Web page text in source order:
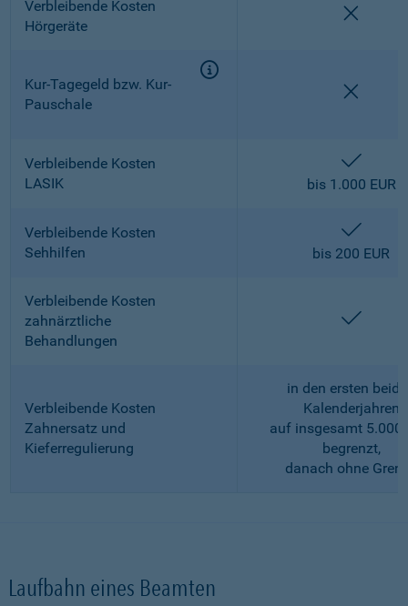
Verbleibende Kosten
Hörgeräte
Kur-Tagegeld bzw. Kur-
Pauschale
Verbleibende Kosten
LASIK
bis 1.000 EUR
Verbleibende Kosten
Sehhilfen
bis 200 EUR
Verbleibende Kosten
zahnärztliche
Behandlungen
Verbleibende Kosten
Zahnersatz und
Kieferregulierung
in den ersten
Kalenderjahren
auf insgesamt 5.000
begrenzt,
danach ohne
Laufbahn eines Beamten